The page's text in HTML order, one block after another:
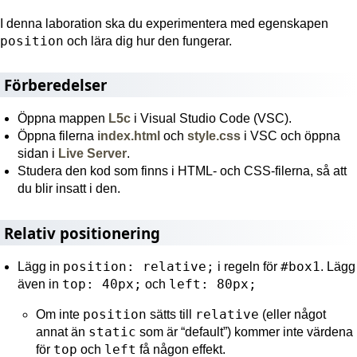
I denna laboration ska du experimentera med egenskapen
position och lära dig hur den fungerar.
Förberedelser
Öppna mappen L5c i Visual Studio Code (VSC).
Öppna filerna index.html ochstyle.css i VSC och öppna
sidan i Live Server.
Studera den kod som finns i HTML- och CSS-filerna, så att
du blir insatt i den.
Relativ positionering
Lägg in position: relative; i regeln för#box1 . Lägg
även in top: 40px; och left: 80px;
Om inte position sätts till relative (eller något
annat än static som är “default”) kommer inte värdena
för top och left få någon effekt.